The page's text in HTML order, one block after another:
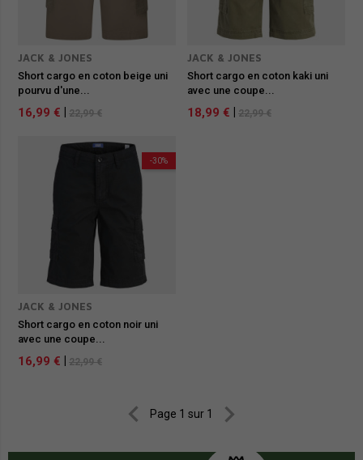
JACK & JONES
Short cargo en coton beige uni
pourvu d'une...
16,99 € 22,99 €
JACK & JONES
Short cargo en coton kaki uni
avec une coupe...
18,99 € 22,99 €
-30%
JACK & JONES
Short cargo en coton noir uni
avec une coupe...
16,99 € 22,99 €
 Page 1 sur 1 